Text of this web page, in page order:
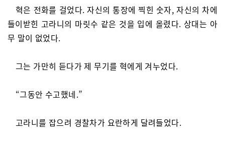
혁은 전화를 걸었다. 자신의 통장에 찍힌 숫자, 자신의 차에
들이받힌 고라니의 마릿수 같은 것을 입에 올렸다. 상대는 아
무 말이 없었다.
그는 가만히 듣다가 제 무기를 혁에게 겨누었다.
“그동안 수고했네.”
고라니를 잡으려 경찰차가 요란하게 달려들었다.